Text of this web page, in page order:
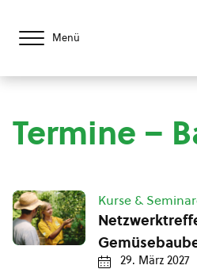
Menü
Termine –
Kurse &
29. März 2027